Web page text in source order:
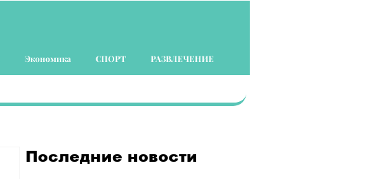
Экономика СПОРТ РАЗВЛЕЧЕНИЕ
Последние новости